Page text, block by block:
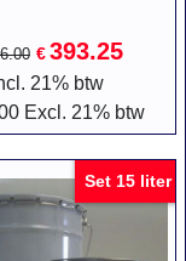
€393.25
21% btw
Excl. 21% btw
Set 15 liter